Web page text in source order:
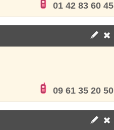
01 42 83 60 45
09 61 35 20 50